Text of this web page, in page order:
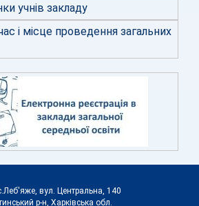
учнів закладу
і місце проведення загальних
вул. Центральна, 140
р-н, Харківська обл.